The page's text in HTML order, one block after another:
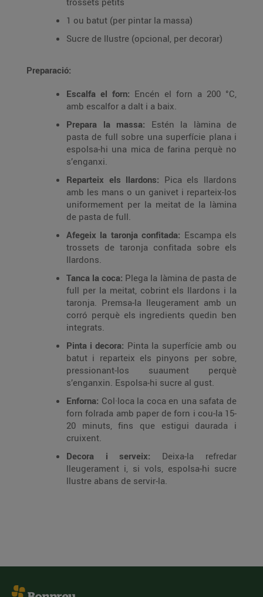
1 ou batut (per pintar la massa)
Sucre de llustre (opcional, per decorar)
Preparació:
Escalfa el forn: Encén el forn a 200 °C,
amb escalfor a dalt i a baix.
Prepara la massa: Estén la làmina de
pasta de full sobre una superfície plana i
espolsa-hi una mica de farina perquè no
s’enganxi.
Reparteix els llardons: Pica els llardons
amb les mans o un ganivet i reparteix-los
uniformement per la meitat de la làmina
de pasta de full.
Afegeix la taronja confitada: Escampa els
trossets de taronja confitada sobre els
llardons.
Tanca la coca: Plega la làmina de pasta de
full per la meitat, cobrint els llardons i la
taronja. Premsa-la lleugerament amb un
corró perquè els ingredients quedin ben
integrats.
Pinta i decora: Pinta la superfície amb ou
batut i reparteix els pinyons per sobre,
pressionant-los suaument perquè
s’enganxin. Espolsa-hi sucre al gust.
Enforna: Col·loca la coca en una safata de
forn folrada amb paper de forn i cou-la 15-
20 minuts, fins que estigui daurada i
cruixent.
Decora i serveix: Deixa-la refredar
lleugerament i, si vols, espolsa-hi sucre
llustre abans de servir-la.